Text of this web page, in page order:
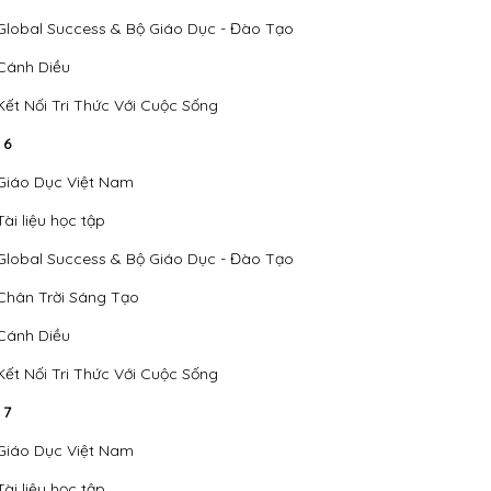
Success & Bộ Giáo Dục - Đào Tạo
Diều
Nối Tri Thức Với Cuộc Sống
Dục Việt Nam
liệu học tập
Success & Bộ Giáo Dục - Đào Tạo
Trời Sáng Tạo
Diều
Nối Tri Thức Với Cuộc Sống
Dục Việt Nam